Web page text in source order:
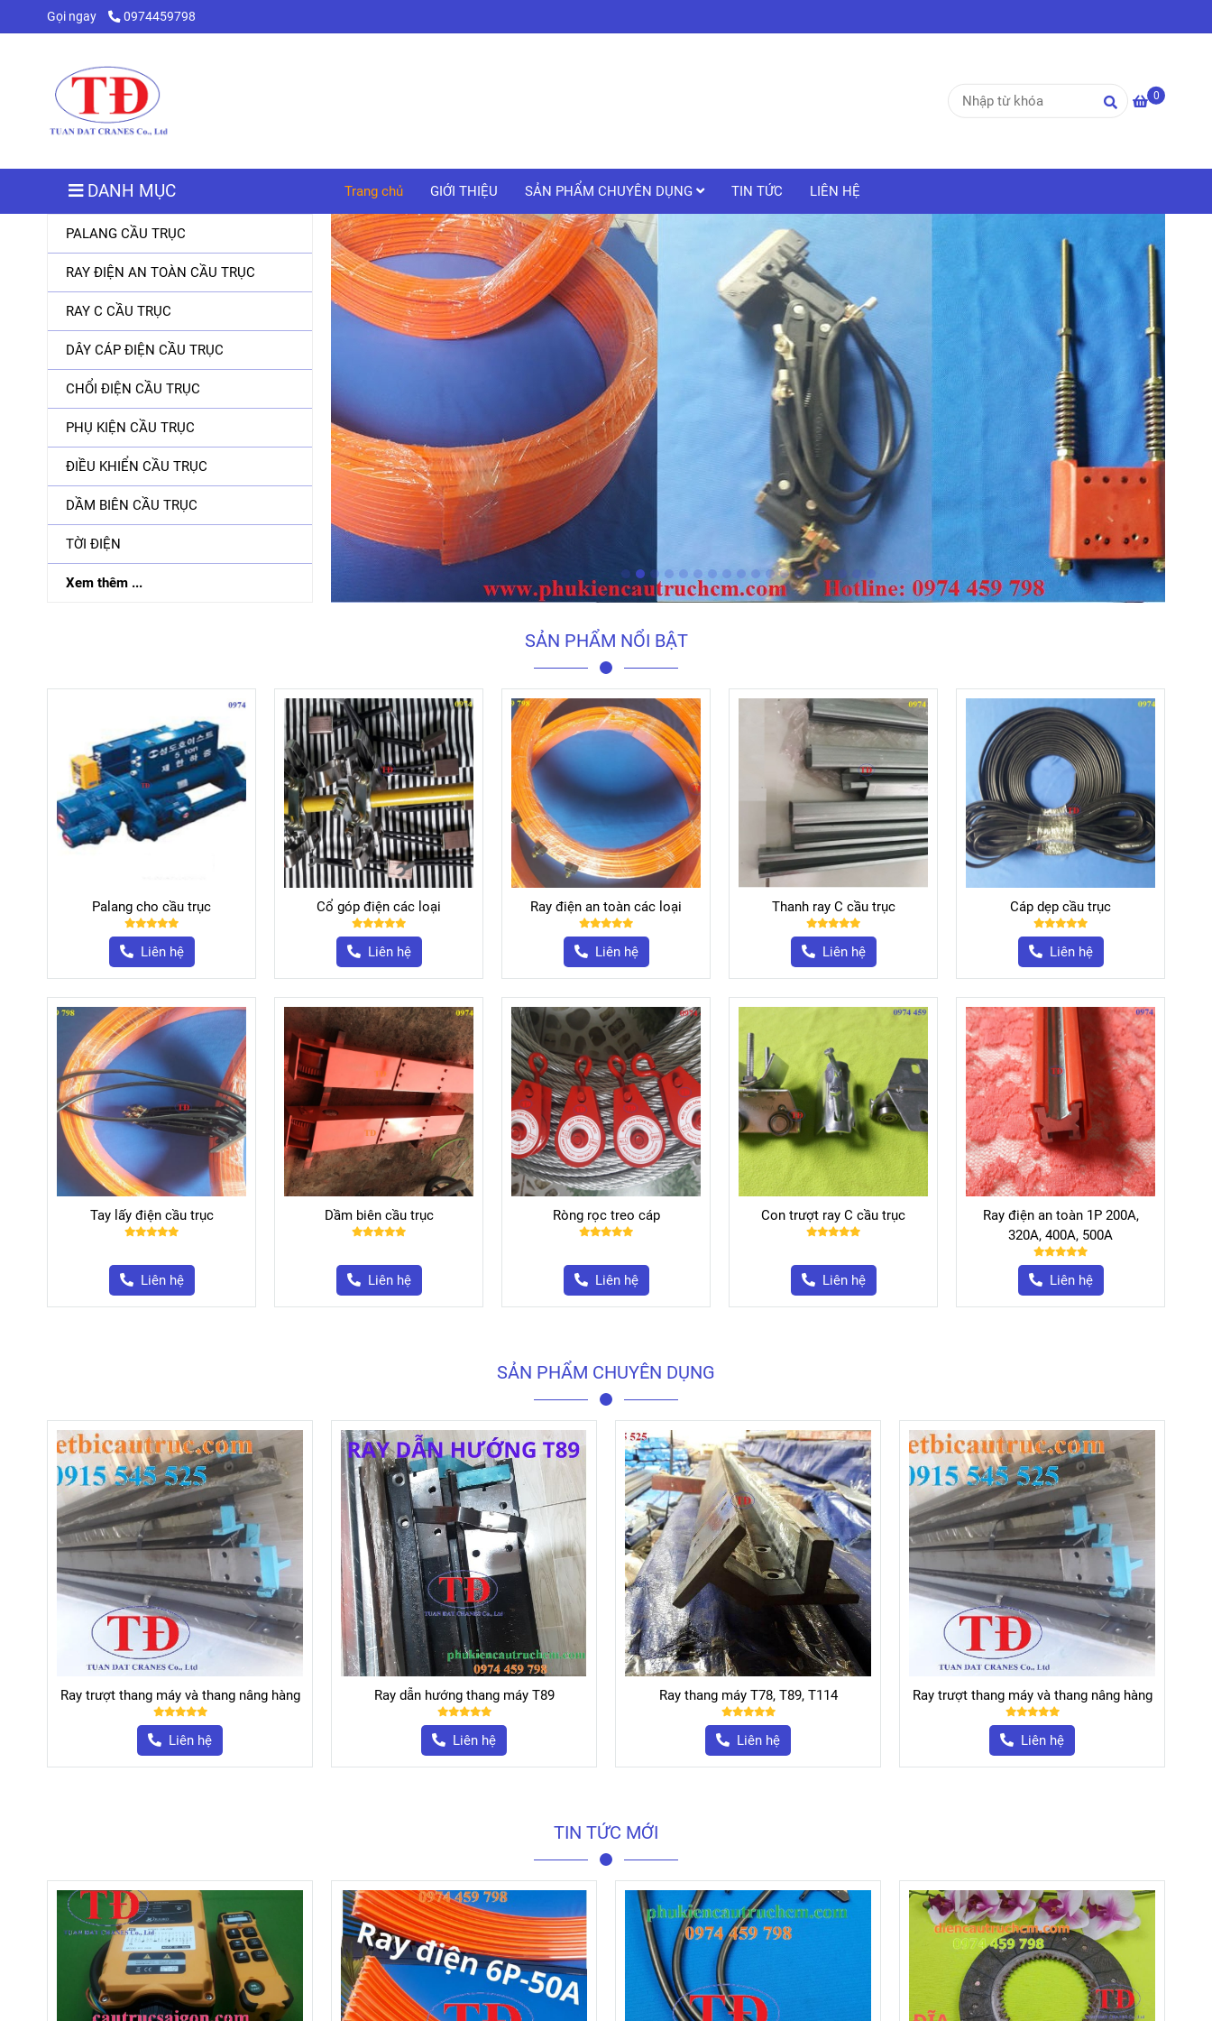
Gọi ngay 0974459798
0
DANH MỤC
PALANG CẦU TRỤC
RAY ĐIỆN AN TOÀN CẦU TRỤC
RAY C CẦU TRỤC
DÂY CÁP ĐIỆN CẦU TRỤC
CHỔI ĐIỆN CẦU TRỤC
PHỤ KIỆN CẦU TRỤC
ĐIỀU KHIỂN CẦU TRỤC
DẦM BIÊN CẦU TRỤC
TỜI ĐIỆN
Xem thêm ...
Trang chủ GIỚI THIỆU SẢN PHẨM CHUYÊN DỤNG TIN TỨC LIÊN HỆ
SẢN PHẨM NỔI BẬT
Palang cho cầu trục
Liên hệ
Cổ góp điện các loại
Liên hệ
Ray điện an toàn các loại
Liên hệ
Thanh ray C cầu trục
Liên hệ
Cáp dẹp cầu trục
Liên hệ
Tay lấy điện cầu trục
Liên hệ
Dầm biên cầu trục
Liên hệ
Ròng rọc treo cáp
Liên hệ
Con trượt ray C cầu trục
Liên hệ
Ray điện an toàn 1P 200A,
320A, 400A, 500A
Liên hệ
SẢN PHẨM CHUYÊN DỤNG
Ray dẫn hướng thang máy T89
Liên hệ
Ray thang máy T78, T89, T114
Liên hệ
Ray trượt thang máy và thang nâng hàng
Liên hệ
Ray dẫn hướng thang máy T89
Liên hệ
TIN TỨC MỚI